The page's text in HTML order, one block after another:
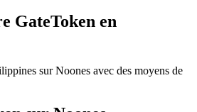
GateToken en
sur Noones avec des moyens de